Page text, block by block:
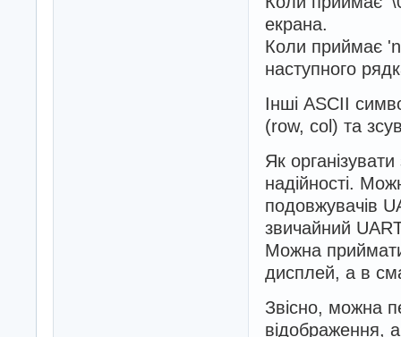
екрана.
Коли приймає
наступного
Інші ASCII
(row, col) та
Як
надійності.
подовжувачів
звичайний
Можна
дисплей, а в
Звісно, можна
відображення,